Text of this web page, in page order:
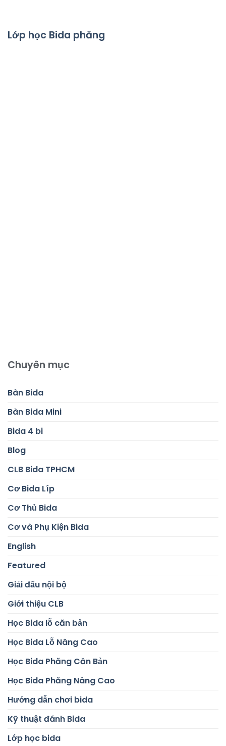
Lớp học Bida phăng
Chuyên mục
Bàn Bida
Bàn Bida Mini
Bida 4 bi
Blog
CLB Bida TPHCM
Cơ Bida Líp
Cơ Thủ Bida
Cơ và Phụ Kiện Bida
English
Featured
Giải đấu nội bộ
Giới thiệu CLB
Học Bida lỗ căn bản
Học Bida Lỗ Nâng Cao
Học Bida Phăng Căn Bản
Học Bida Phăng Nâng Cao
Hướng dẫn chơi bida
Kỹ thuật đánh Bida
Lớp học bida